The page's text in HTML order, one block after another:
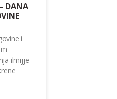
DANA
i
ilmijje